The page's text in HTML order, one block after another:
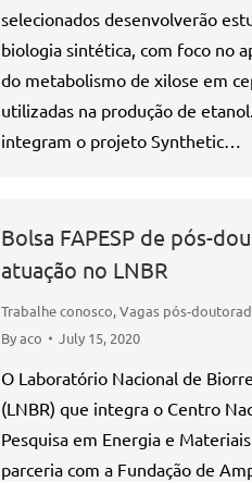
selecionados desenvolverão
biologia sintética, com foco no
do metabolismo de xilose em
utilizadas na produção de
integram o projeto Synthetic…
Bolsa FAPESP de pós-
atuação no LNBR
Trabalhe conosco,Vagas pós-
Byaco July 15, 2020
O Laboratório Nacional de
(LNBR) que integra o Centro
Pesquisa em Energia e
parceria com a Fundação de